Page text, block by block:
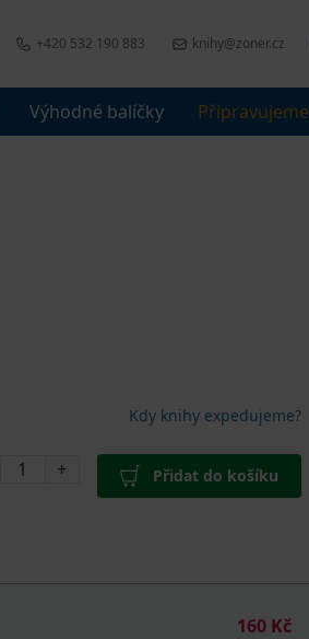
+420 532 190 883 knihy@zoner.cz
Výhodné balíčky Připravujeme
Kdy knihy expedujeme?
+ Přidat do košíku
160 Kč